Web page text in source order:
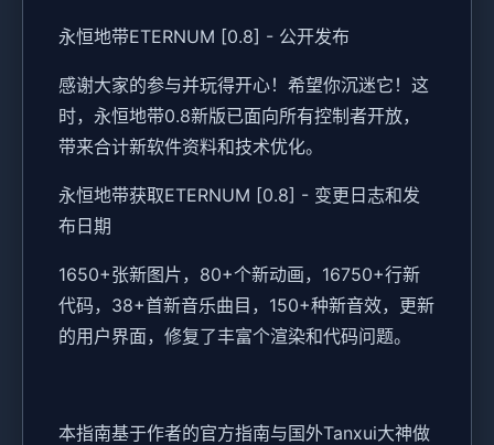
永恒地带ETERNUM [0.8] - 公开发布
感谢大家的参与并玩得开心！希望你沉迷它！这
时，永恒地带0.8新版已面向所有控制者开放，
带来合计新软件资料和技术优化。
永恒地带获取ETERNUM [0.8] - 变更日志和发
布日期
1650+张新图片，80+个新动画，16750+行新
代码，38+首新音乐曲目，150+种新音效，更新
的用户界面，修复了丰富个渲染和代码问题。
本指南基于作者的官方指南与国外Tanxui大神做